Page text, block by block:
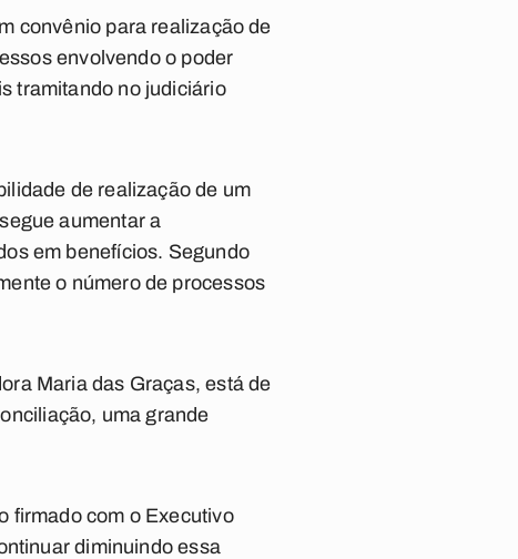
convênio para realização de
envolvendo o poder
tramitando no judiciário
de realização de um
aumentar a
em benefícios. Segundo
o número de processos
Maria das Graças, está de
uma grande
firmado com o Executivo
diminuindo essa